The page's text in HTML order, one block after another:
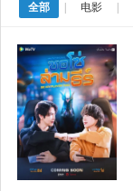
全部 电影